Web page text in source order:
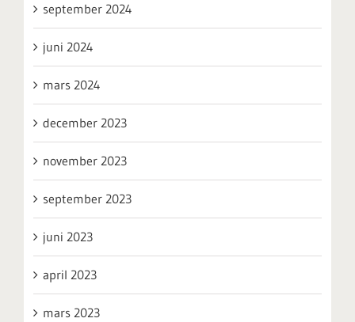
september 2024
juni 2024
mars 2024
december 2023
november 2023
september 2023
juni 2023
april 2023
mars 2023